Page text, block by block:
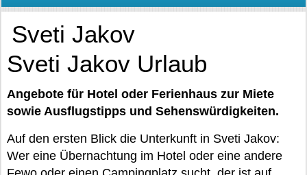
Sveti Jakov
Sveti Jakov Urlaub
Angebote für Hotel oder Ferienhaus zur Miete
sowie Ausflugstipps und Sehenswürdigkeiten.
Auf den ersten Blick die Unterkunft in Sveti Jakov:
Wer eine Übernachtung im Hotel oder eine andere